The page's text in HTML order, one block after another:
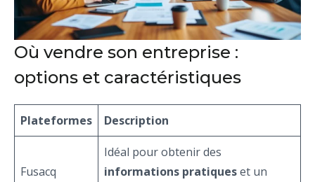
Où vendre son entreprise :
options et caractéristiques
Plateformes Description
Fusacq
Idéal pour obtenir des
informations pratiqueset un